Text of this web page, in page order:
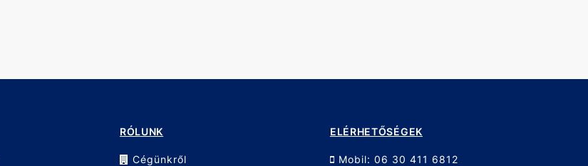
RÓLUNK
Cégünkről
ELÉRHETŐSÉGEK
Mobil: 06 30 411 6812